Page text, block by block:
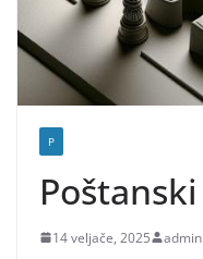
P
14 veljače, 2025 admin